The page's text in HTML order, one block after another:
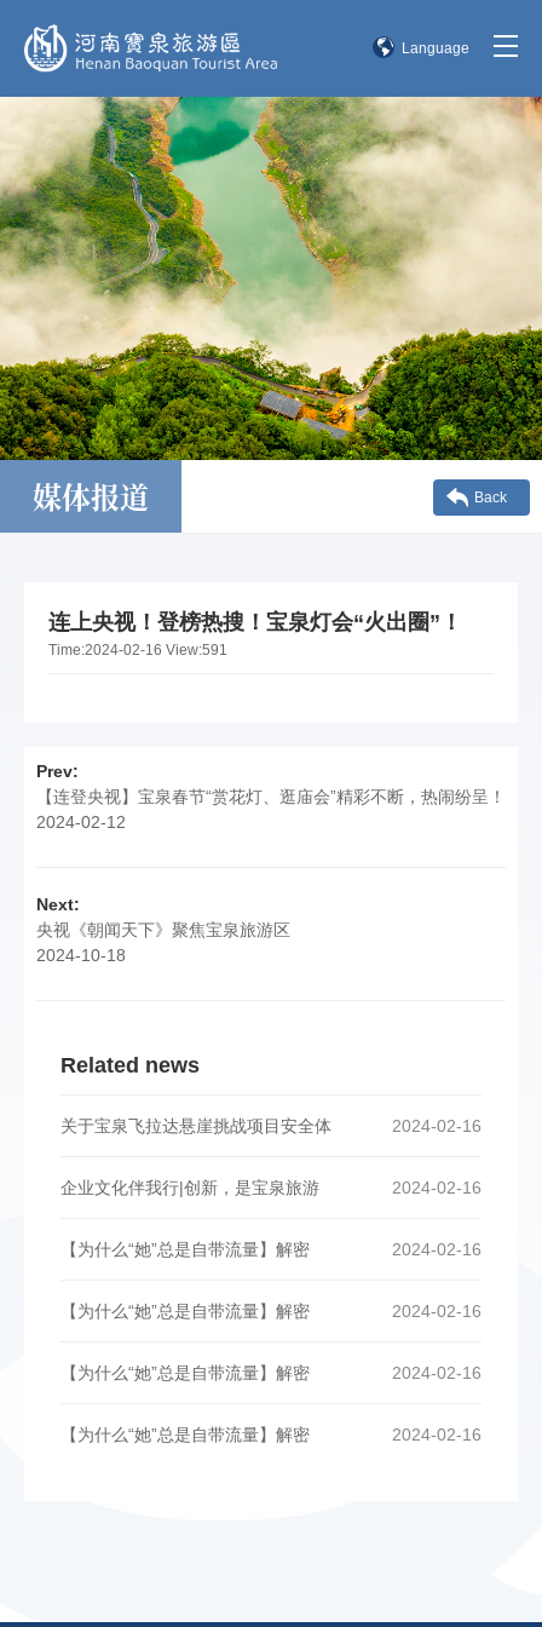
Language
English
한국어
日本語
媒体报道 Back
连上央视！登榜热搜！宝泉灯会“火出圈”！
Time:2024-02-16 View:591
Prev:
【连登央视】宝泉春节“赏花灯、逛庙会”精彩不断，热闹纷呈！
2024-02-12
Next:
央视《朝闻天下》聚焦宝泉旅游区
2024-10-18
Related news
2024-02-16
关于宝泉飞拉达悬崖挑战项目安全体
2024-02-16
企业文化伴我行|创新，是宝泉旅游
2024-02-16
【为什么“她”总是自带流量】解密
2024-02-16
【为什么“她”总是自带流量】解密
2024-02-16
【为什么“她”总是自带流量】解密
2024-02-16
【为什么“她”总是自带流量】解密